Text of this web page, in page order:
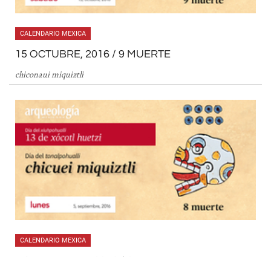
CALENDARIO MEXICA
15 OCTUBRE, 2016 / 9 MUERTE
chiconaui miquiztli
CALENDARIO MEXICA